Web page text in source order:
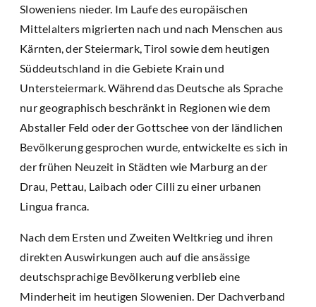
Sloweniens nieder. Im Laufe des europäischen
Mittelalters migrierten nach und nach Menschen aus
Kärnten, der Steiermark, Tirol sowie dem heutigen
Süddeutschland in die Gebiete Krain und
Untersteiermark. Während das Deutsche als Sprache
nur geographisch beschränkt in Regionen wie dem
Abstaller Feld oder der Gottschee von der ländlichen
Bevölkerung gesprochen wurde, entwickelte es sich in
der frühen Neuzeit in Städten wie Marburg an der
Drau, Pettau, Laibach oder Cilli zu einer urbanen
Lingua franca.
Nach dem Ersten und Zweiten Weltkrieg und ihren
direkten Auswirkungen auch auf die ansässige
deutschsprachige Bevölkerung verblieb eine
Minderheit im heutigen Slowenien. Der Dachverband